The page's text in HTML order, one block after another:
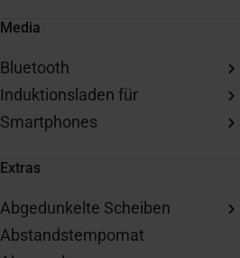
Media
Bluetooth
Induktionsladen für
Smartphones
Extras
Abgedunkelte Scheiben
Abstandstempomat